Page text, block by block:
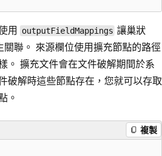
用 outputFieldMappings 讓巢狀
關聯。 來源欄位使用擴充節點的路徑
。 擴充文件會在文件破解期間於系
破解時這些節點存在，您就可以存取
。
複製